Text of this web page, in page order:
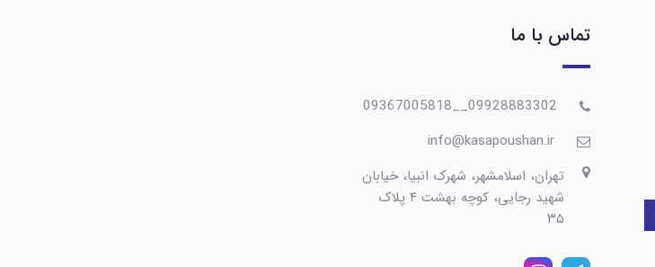
تماس با ما
تهران، اسلامشهر، شهرک انبیا، خیابان
شهید رجایی، کوچه بهشت ۴ پلاک
۳۵